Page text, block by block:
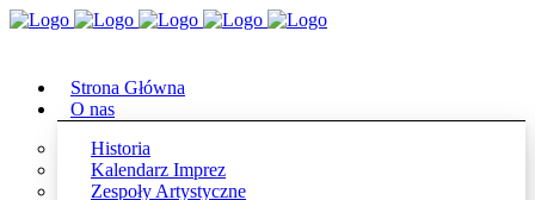
Strona Główna
O nas
Historia
Kalendarz Imprez
Zespoły Artystyczne